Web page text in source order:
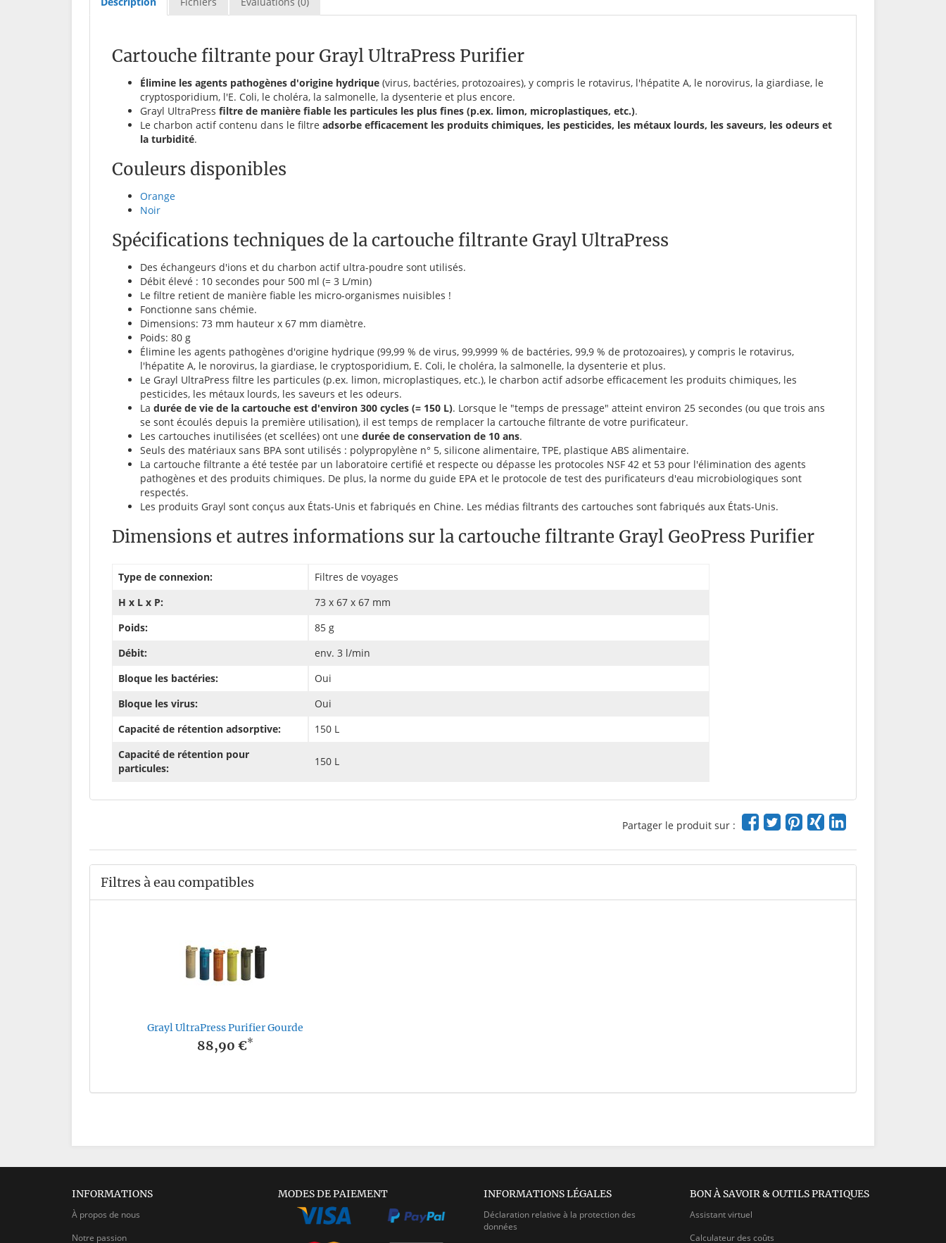
Cartouche filtrante pour Grayl UltraPress Purifier
Élimine les agents pathogènes d'origine hydrique (virus, bactéries, protozoaires), y compris le rotavirus, l'hépatite A, le norovirus, la giardiase, le
cryptosporidium, l'E. Coli, le choléra, la salmonelle, la dysenterie et plus encore.
Grayl UltraPress filtre de manière fiable les particules les plus fines (p.ex. limon, microplastiques, etc.).
Le charbon actif contenu dans le filtre adsorbe efficacement les produits chimiques, les pesticides, les métaux lourds, les saveurs, les odeurs et
la turbidité.
Couleurs disponibles
Orange
Noir
Spécifications techniques de la cartouche filtrante Grayl UltraPress
Des échangeurs d'ions et du charbon actif ultra-poudre sont utilisés.
Débit élevé : 10 secondes pour 500 ml (= 3 L/min)
Le filtre retient de manière fiable les micro-organismes nuisibles !
Fonctionne sans chémie.
Dimensions: 73 mm hauteur x 67 mm diamètre.
Poids: 80 g
Élimine les agents pathogènes d'origine hydrique (99,99 % de virus, 99,9999 % de bactéries, 99,9 % de protozoaires), y compris le rotavirus,
l'hépatite A, le norovirus, la giardiase, le cryptosporidium, E. Coli, le choléra, la salmonelle, la dysenterie et plus.
Le Grayl UltraPress filtre les particules (p.ex. limon, microplastiques, etc.), le charbon actif adsorbe efficacement les produits chimiques, les
pesticides, les métaux lourds, les saveurs et les odeurs.
La durée de vie de la cartouche est d'environ 300 cycles (= 150 L). Lorsque le "temps de pressage" atteint environ 25 secondes (ou que trois ans
se sont écoulés depuis la première utilisation), il est temps de remplacer la cartouche filtrante de votre purificateur.
Les cartouches inutilisées (et scellées) ont une durée de conservation de 10 ans.
Seuls des matériaux sans BPA sont utilisés : polypropylène n° 5, silicone alimentaire, TPE, plastique ABS alimentaire.
La cartouche filtrante a été testée par un laboratoire certifié et respecte ou dépasse les protocoles NSF 42 et 53 pour l'élimination des agents
pathogènes et des produits chimiques. De plus, la norme du guide EPA et le protocole de test des purificateurs d'eau microbiologiques sont
respectés.
Les produits Grayl sont conçus aux États-Unis et fabriqués en Chine. Les médias filtrants des cartouches sont fabriqués aux États-Unis.
Dimensions et autres informations sur la cartouche filtrante Grayl GeoPress Purifier
Type de connexion:
Filtres de voyages
H x L x P:
73 x 67 x 67 mm
Poids:
85 g
Débit:
env. 3 l/min
Bloque les bactéries:
Oui
Bloque les virus:
Oui
Capacité de rétention adsorptive:
150 L
Capacité de rétention pour
particules:
150 L
Partager le produit sur :
Filtres à eau compatibles
Grayl UltraPress Purifier Gourde
88,90 €*
INFORMATIONS
À propos de nous
Notre passion
MODES DE PAIEMENT INFORMATIONS LÉGALES
Déclaration relative à la protection des
données
BON À SAVOIR & OUTILS PRATIQUES
Assistant virtuel
Calculateur des coûts